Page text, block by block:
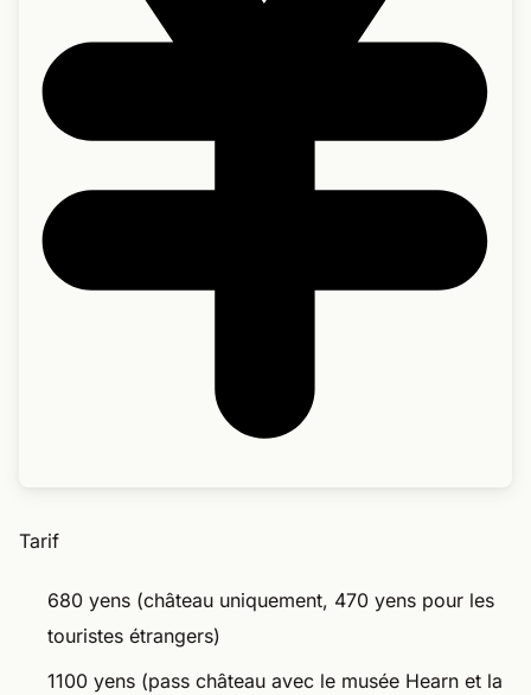
Tarif
680 yens (château uniquement, 470 yens pour les
touristes étrangers)
1100 yens (pass château avec le musée Hearn et la